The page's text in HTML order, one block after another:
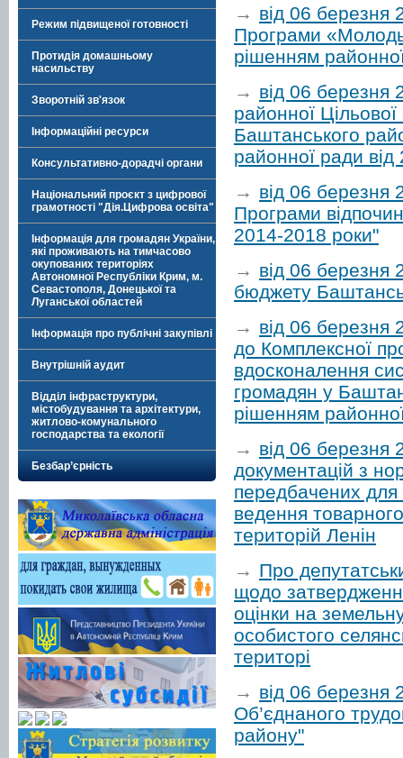
Режим підвищеної готовності
Протидія домашньому
насильству
Зворотній зв'язок
Інформаційні ресурси
Консультативно-дорадчі органи
Національний проєкт з цифрової
грамотності "Дія.Цифрова освіта"
Інформація для громадян України,
які проживають на тимчасово
окупованих територіях
Автономної Республіки Крим, м.
Севастополя, Донецької та
Луганської областей
Інформація про публічні закупівлі
Внутрішній аудит
Відділ інфраструктури,
містобудування та архітектури,
житлово-комунального
господарства та екології
Безбар’єрність
→ від 06 березня
Програми
рішенням
→ від 06 березня
районної
Баштанського
районної ради
→ від 06
Програми
2014-2018 роки"
→ від 06
бюджету
→ від 06
до Комплексної
вдосконалення
громадян у
рішенням
→ від 06 березня
документацій з
передбачених
ведення
територій Ленін
→ Про
щодо
оцінки на
особистого
територі
→ від 06 березня
Об’єднаного
району"